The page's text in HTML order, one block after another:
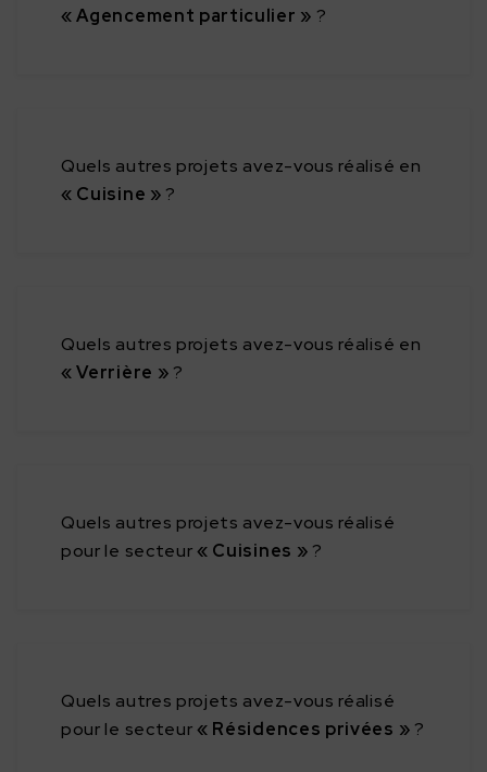
« Agencement particulier » ?
Quels autres projets avez-vous réalisé en
« Cuisine » ?
Quels autres projets avez-vous réalisé en
« Verrière » ?
Quels autres projets avez-vous réalisé
pour le secteur« Cuisines » ?
Quels autres projets avez-vous réalisé
pour le secteur« Résidences privées » ?